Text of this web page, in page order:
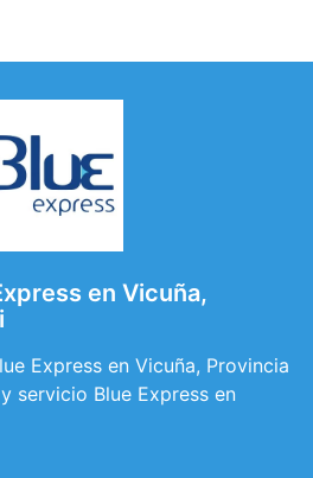
en Vicuña,
Express en Vicuña, Provincia
servicio Blue Express en